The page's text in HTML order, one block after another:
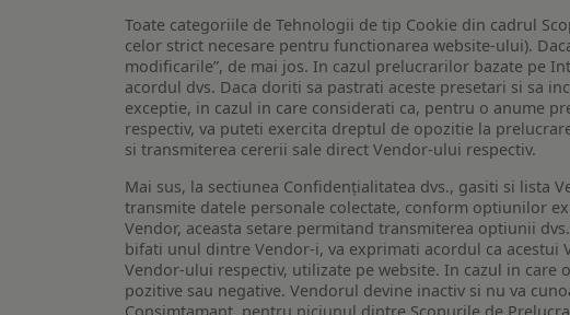
Toate categoriile de Tehnologii de tip Cookie din cadrul
celor strict necesare pentru functionarea website-ului).
modificarile”, de mai jos. In cazul prelucrarilor bazate pe
acordul dvs. Daca doriti sa pastrati aceste presetari si sa
exceptie, in cazul in care considerati ca, pentru o anume
respectiv, va puteti exercita dreptul de opozitie la
si transmiterea cererii sale direct Vendor-ului respectiv.
Mai sus, la sectiunea Confidențialitatea dvs., gasiti si lista
transmite datele personale colectate, conform optiunilor
Vendor, aceasta setare permitand transmiterea optiunii
bifati unul dintre Vendor-i, va exprimati acordul ca
Vendor-ului respectiv, utilizate pe website. In cazul in
pozitive sau negative. Vendorul devine inactiv si nu va
Consimtamant, pentru niciunul dintre Scopurile de